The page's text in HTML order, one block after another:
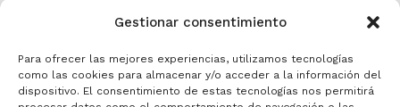
Gestionar consentimiento
Para ofrecer las mejores experiencias, utilizamos tecnologías
como las cookies para almacenar y/o acceder a la información del
dispositivo. El consentimiento de estas tecnologías nos permitirá
INSTAGRAM